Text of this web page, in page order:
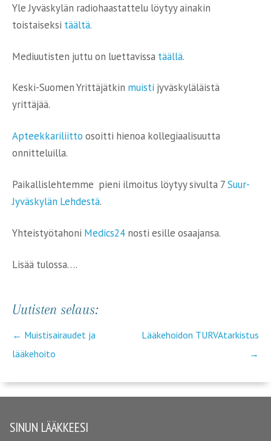
Yle Jyväskylän radiohaastattelu löytyy ainakin
toistaiseksi täältä.
Mediuutisten juttu on luettavissa täällä.
Keski-Suomen Yrittäjätkin muisti jyväskyläläistä
yrittäjää.
Apteekkariliitto osoitti hienoa kollegiaalisuutta
onnitteluilla.
Paikallislehtemme pieni ilmoitus löytyy sivulta 7Suur-
Jyväskylän Lehdestä.
Yhteistyötahoni Medics24nosti esille osaajansa.
Lisää tulossa….
Uutisten selaus:
← Muistisairaudet ja
lääkehoito
Lääkehoidon TURVAtarkistus
→
SINUN LÄÄKKEESI